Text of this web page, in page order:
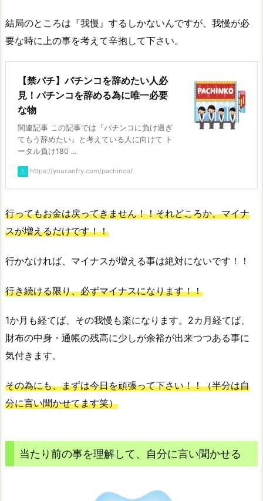
結局のところは『我慢』するしかないんですが、我慢が必
要な時に上の事を考えて辛抱して下さい。
【禁パチ】パチンコを辞めたい人必
見！パチンコを辞める為に唯一必要
な物
関連記事 この記事では『パチンコに負け過ぎ
てもう辞めたい』と考えている人に向けて ト
ータル負け180 ...
https://youcanfry.com/pachinco/
行ってもお金は戻ってきません！！それどころか、マイナ
スが増えるだけです！！
行かなければ、マイナスが増える事は絶対にないです！！
行き続ける限り、必ずマイナスになります！！
1か月も経てば、その我慢も楽になります。2カ月経てば、
財布の中身・通帳の残高に少しが余裕が出来つつある事に
気付きます。
その為にも、まずは今日を頑張って下さい！！（半分は自
分に言い聞かせてます笑）
当たり前の事を理解して、自分に言い聞かせる